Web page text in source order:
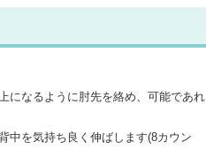
になるように肘先を絡め、可能であれ
中を気持ち良く伸ばします(8カウン